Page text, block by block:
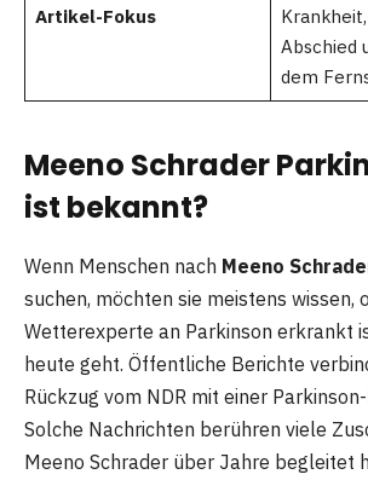
Artikel-Fokus
Abschied
dem
Meeno Schrader
ist bekannt?
Wenn Menschen nach Meeno
suchen, möchten sie meistens wissen,
Wetterexperte an Parkinson erkrankt
heute geht. Öffentliche Berichte
Rückzug vom NDR mit einer
Solche Nachrichten berühren viele
Meeno Schrader über Jahre begleitet